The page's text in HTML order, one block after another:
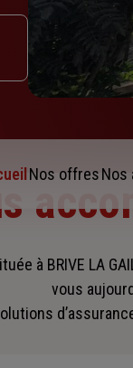
Nos offresNos
à BRIVE LA
vous